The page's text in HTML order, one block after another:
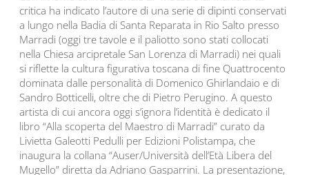
critica ha indicato l’autore di una serie di dipinti conservati
a lungo nella Badia di Santa Reparata in Rio Salto presso
Marradi (oggi tre tavole e il paliotto sono stati collocati
nella Chiesa arcipretale San Lorenza di Marradi) nei quali
si riflette la cultura figurativa toscana di fine Quattrocento
dominata dalle personalità di Domenico Ghirlandaio e di
Sandro Botticelli, oltre che di Pietro Perugino. A questo
artista di cui ancora oggi s’ignora l’identità è dedicato il
libro “Alla scoperta del Maestro di Marradi” curato da
Livietta Galeotti Pedulli per Edizioni Polistampa, che
inaugura la collana “Auser/Università dell’Età Libera del
Mugello” diretta da Adriano Gasparrini. La presentazione,